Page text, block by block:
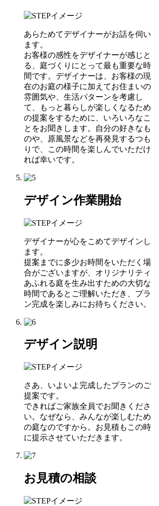
あらためてデザイナーがお話を伺い
ます。
お客様の感性をデザイナーが感じと
る、庭づくりにとって最も重要な時
間です。デザイナーは、お客様の現
在のお庭の様子に加えてお住まいの
雰囲気や、生活パターンを考慮し
て、もっと暮らしが楽しくなるため
の提案をするために、いろいろなこ
とをお聞きします。自分の好きなも
のや、原風景などを再発見するつも
りで、この時間を楽しんでいただけ
れば幸いです。
デザイン作業開始
デザイナーが心をこめてデザインし
ます。
提案までに多少お時間をいただく場
合がございますが、オリジナリティ
あふれる庭を生み出すための大切な
時間であるとご理解いただき、プラ
ン完成を楽しみにお待ちください。
デザイン説明
さあ、いよいよ完成したプランのご
提案です。
できればご家族全員でお聞きくださ
い。なぜなら、みんなが楽しむため
の庭なのですから。お見積もこの時
に提示させていただきます。
お見積の相談